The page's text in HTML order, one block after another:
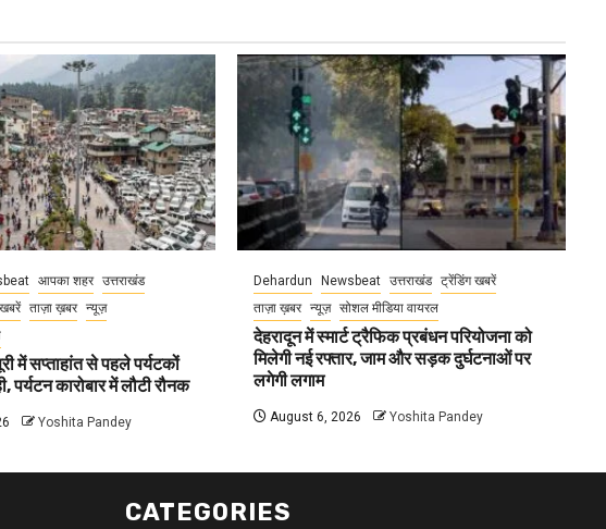
आपका शहर उत्तराखंड
ताज़ा ख़बर न्यूज़
में सप्ताहांत से पहले पर्यटकों
पर्यटन कारोबार में लौटी रौनक
Yoshita Pandey
Dehardun Newsbeat उत्तराखंड
ट्रेंडिंग खबरें
ताज़ा ख़बर
न्यूज़ सोशल मीडिया वायरल
देहरादून में स्मार्ट ट्रैफिक प्रबंधन परियोजना को
मिलेगी नई रफ्तार, जाम और सड़क दुर्घटनाओं पर
लगेगी लगाम
August 6, 2026 Yoshita Pandey
CATEGORIES